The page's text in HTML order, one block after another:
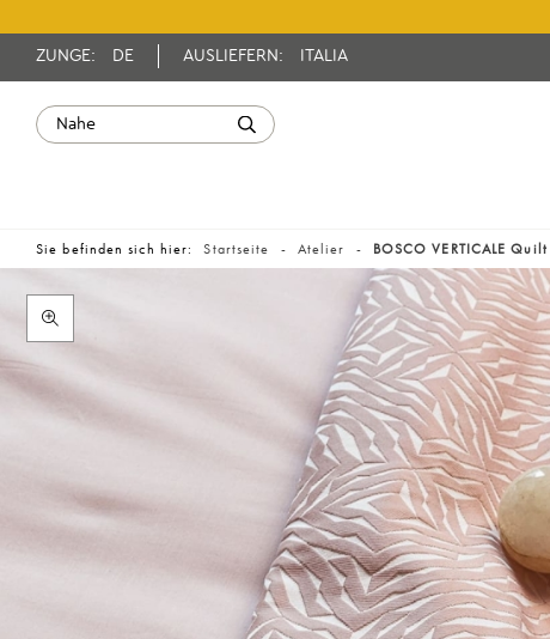
ZUNGE: DE AUSLIEFERN: ITALIA
Sie befinden sich hier: Startseite Atelier BOSCO VERTICALE Quilt